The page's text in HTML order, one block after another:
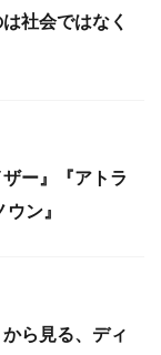
社会ではなく
ー』『アトラ
ン』
ら見る、ディ